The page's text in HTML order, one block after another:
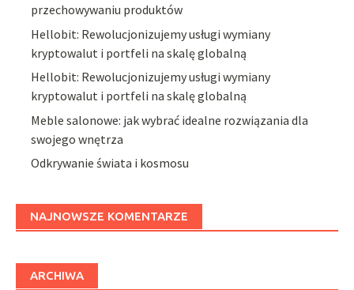
przechowywaniu produktów
Hellobit: Rewolucjonizujemy usługi wymiany
kryptowalut i portfeli na skalę globalną
Hellobit: Rewolucjonizujemy usługi wymiany
kryptowalut i portfeli na skalę globalną
Meble salonowe: jak wybrać idealne rozwiązania dla
swojego wnętrza
Odkrywanie świata i kosmosu
NAJNOWSZE KOMENTARZE
ARCHIWA